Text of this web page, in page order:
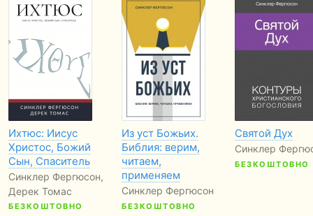
Ихтюс: Иисус
Христос, Божий
Сын, Спаситель
Синклер Фергюсон,
Дерек Томас
БЕЗКОШТОВНО
Из уст Божьих.
Библия: верим,
читаем,
применяем
Синклер Фергюсон
БЕЗКОШТОВНО
Святой Дух
Синклер
БЕЗКОШТОВНО